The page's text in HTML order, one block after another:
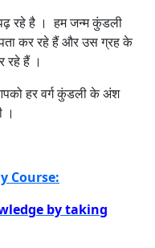
रहे है । हम जन्म कुंडली
कर रहे हैं और उस ग्रह के
रहे हैं ।
हर वर्ग कुंडली के अंश
।
Course:
by taking